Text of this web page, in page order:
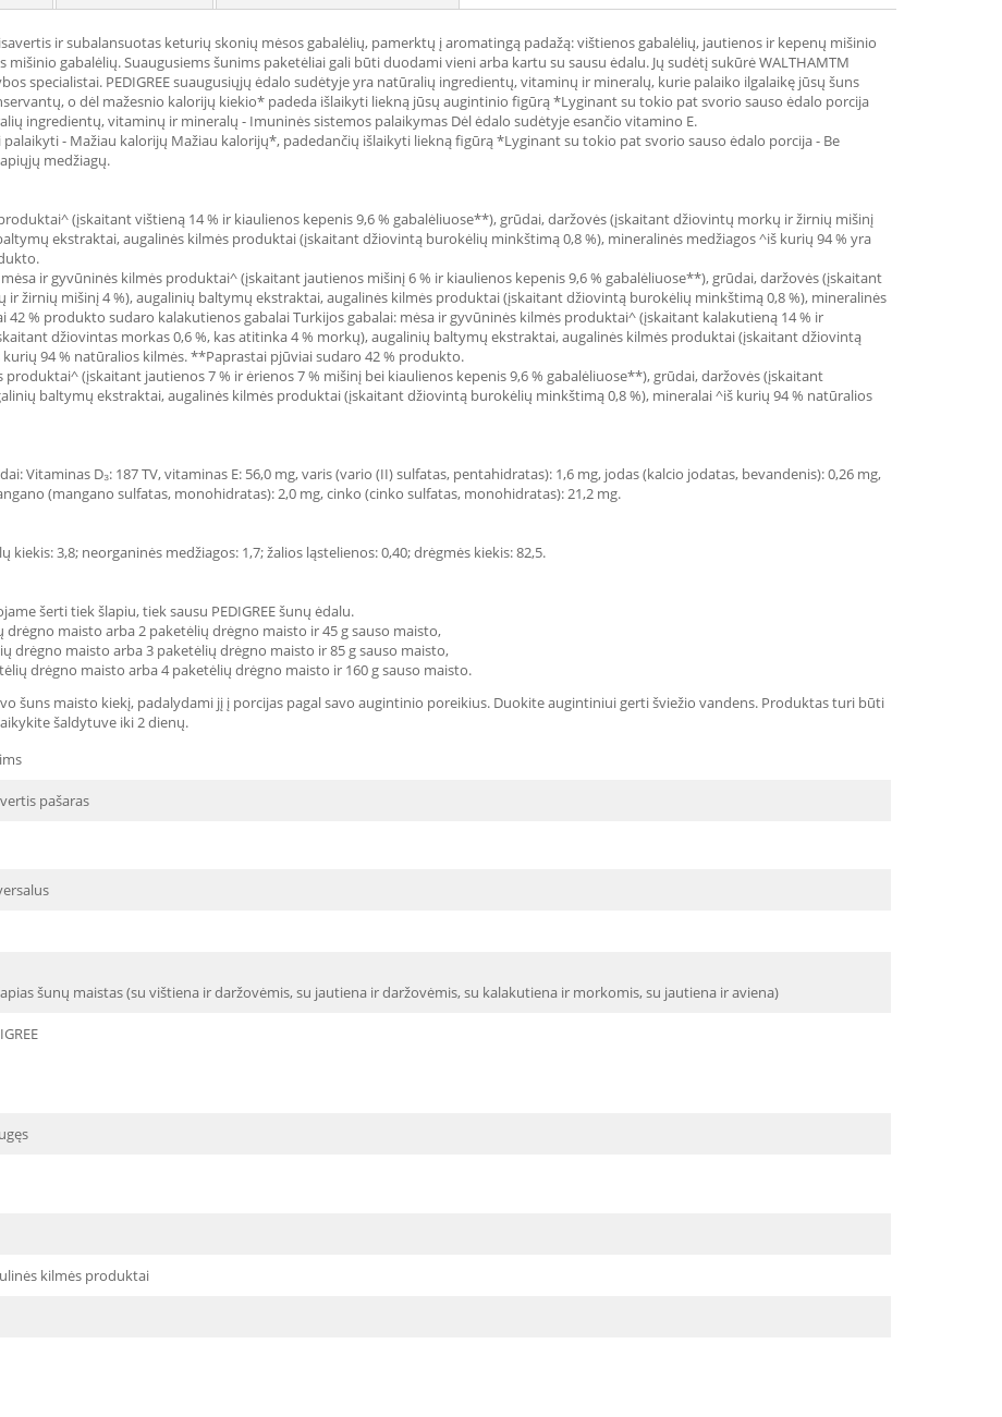
ir subalansuotas keturių skonių mėsos gabalėlių, pamerktų į aromatingą padažą: vištienos gabalėlių, jautienos ir kepenų mišinio
gabalėlių. Suaugusiems šunims paketėliai gali būti duodami vieni arba kartu su sausu ėdalu. Jų sudėtį sukūrė WALTHAMTM
specialistai. PEDIGREE suaugusiųjų ėdalo sudėtyje yra natūralių ingredientų, vitaminų ir mineralų, kurie palaiko ilgalaikę jūsų šuns
o dėl mažesnio kalorijų kiekio* padeda išlaikyti liekną jūsų augintinio figūrą *Lyginant su tokio pat svorio sauso ėdalo porcija
ingredientų, vitaminų ir mineralų - Imuninės sistemos palaikymas Dėl ėdalo sudėtyje esančio vitamino E.
- Mažiau kalorijų Mažiau kalorijų*, padedančių išlaikyti liekną figūrą *Lyginant su tokio pat svorio sauso ėdalo porcija - Be
medžiagų.
(įskaitant vištieną 14 % ir kiaulienos kepenis 9,6 % gabalėliuose**), grūdai, daržovės (įskaitant džiovintų morkų ir žirnių mišinį
ekstraktai, augalinės kilmės produktai (įskaitant džiovintą burokėlių minkštimą 0,8 %), mineralinės medžiagos ^iš kurių 94 % yra
ir gyvūninės kilmės produktai^ (įskaitant jautienos mišinį 6 % ir kiaulienos kepenis 9,6 % gabalėliuose**), grūdai, daržovės (įskaitant
žirnių mišinį 4 %), augalinių baltymų ekstraktai, augalinės kilmės produktai (įskaitant džiovintą burokėlių minkštimą 0,8 %), mineralinės
% produkto sudaro kalakutienos gabalai Turkijos gabalai: mėsa ir gyvūninės kilmės produktai^ (įskaitant kalakutieną 14 % ir
džiovintas morkas 0,6 %, kas atitinka 4 % morkų), augalinių baltymų ekstraktai, augalinės kilmės produktai (įskaitant džiovintą
94 % natūralios kilmės. **Paprastai pjūviai sudaro 42 % produkto.
produktai^ (įskaitant jautienos 7 % ir ėrienos 7 % mišinį bei kiaulienos kepenis 9,6 % gabalėliuose**), grūdai, daržovės (įskaitant
baltymų ekstraktai, augalinės kilmės produktai (įskaitant džiovintą burokėlių minkštimą 0,8 %), mineralai ^iš kurių 94 % natūralios
Vitaminas D₃: 187 TV, vitaminas E: 56,0 mg, varis (vario (II) sulfatas, pentahidratas): 1,6 mg, jodas (kalcio jodatas, bevandenis): 0,26 mg,
(mangano sulfatas, monohidratas): 2,0 mg, cinko (cinko sulfatas, monohidratas): 21,2 mg.
3,8; neorganinės medžiagos: 1,7; žalios ląstelienos: 0,40; drėgmės kiekis: 82,5.
šerti tiek šlapiu, tiek sausu PEDIGREE šunų ėdalu.
maisto arba 2 paketėlių drėgno maisto ir 45 g sauso maisto,
drėgno maisto arba 3 paketėlių drėgno maisto ir 85 g sauso maisto,
drėgno maisto arba 4 paketėlių drėgno maisto ir 160 g sauso maisto.
šuns maisto kiekį, padalydami jį į porcijas pagal savo augintinio poreikius. Duokite augintiniui gerti šviežio vandens. Produktas turi būti
šaldytuve iki 2 dienų.
pašaras
šunų maistas (su vištiena ir daržovėmis, su jautiena ir daržovėmis, su kalakutiena ir morkomis, su jautiena ir aviena)
kilmės produktai